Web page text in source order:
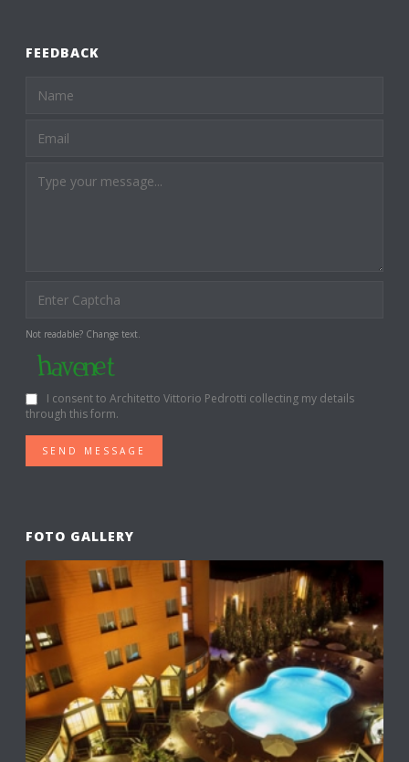
FEEDBACK
Not readable? Change text.
I consent to Architetto Vittorio Pedrotti collecting my details
through this form.
SEND MESSAGE
FOTO GALLERY